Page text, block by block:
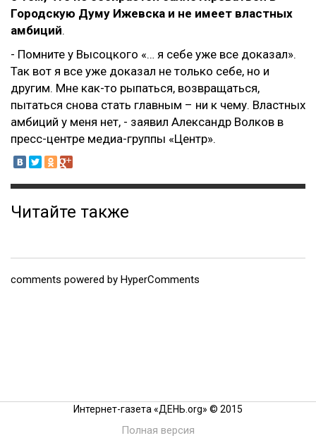
Городскую Думу Ижевска и не имеет властных
амбиций.
- Помните у Высоцкого «… я себе уже все доказал».
Так вот я все уже доказал не только себе, но и
другим. Мне как-то рыпаться, возвращаться,
пытаться снова стать главным – ни к чему. Властных
амбиций у меня нет, - заявил Александр Волков в
пресс-центре медиа-группы «Центр».
Читайте также
comments powered by HyperComments
Интернет-газета «ДЕНЬ.org» © 2015
Полная версия